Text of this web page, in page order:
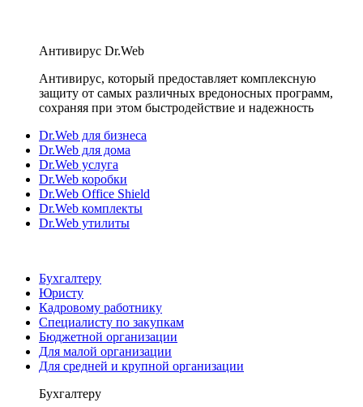
Антивирус Dr.Web
Антивирус, который предоставляет комплексную
защиту от самых различных вредоносных программ,
сохраняя при этом быстродействие и надежность
Dr.Web для бизнеса
Dr.Web для дома
Dr.Web услуга
Dr.Web коробки
Dr.Web Office Shield
Dr.Web комплекты
Dr.Web утилиты
Бухгалтеру
Юристу
Кадровому работнику
Специалисту по закупкам
Бюджетной организации
Для малой организации
Для средней и крупной организации
Бухгалтеру